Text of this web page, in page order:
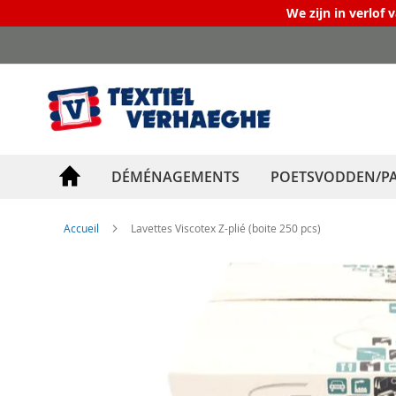
We zijn in verlof
au
DÉMÉNAGEMENTS POETSVODDEN/
Accueil Lavettes Viscotex Z-plié (boite 250 pcs)